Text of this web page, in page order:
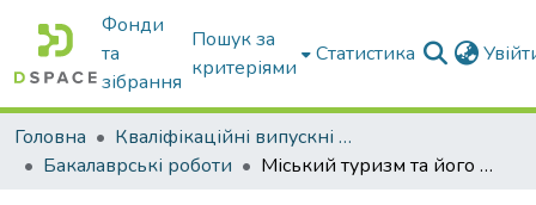
Фонди
та
зібрання
Пошук за
критеріями
Статистика
Головна
Кваліфікаційні випускні роботи бакалаврів і магістрів
Бакалаврські роботи
Міський туризм та його роль у збереженні культурної спадщини : кваліфікаційна робота бакалавра : спец. 242 Туризм ОПП «Туризм»